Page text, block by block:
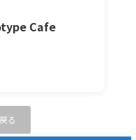
Cafe
る